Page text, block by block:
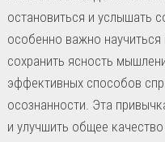
остановиться и услышать
особенно важно научиться
сохранить ясность
эффективных способов
осознанности. Эта
и улучшить общее качество